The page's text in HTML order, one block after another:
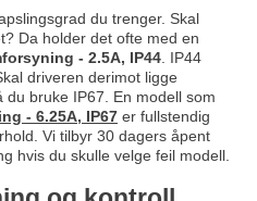
du trenger. Skal
Da holder det ofte med en
- 2.5A, IP44 . IP44
driveren derimot ligge
bruke IP67. En modell som
- 6.25A, IP67 er fullstendig
Vi tilbyr 30 dagers åpent
hvis du skulle velge feil modell.